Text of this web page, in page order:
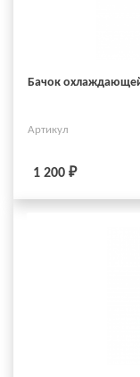
Бачок
Артикул
1 200 ₽